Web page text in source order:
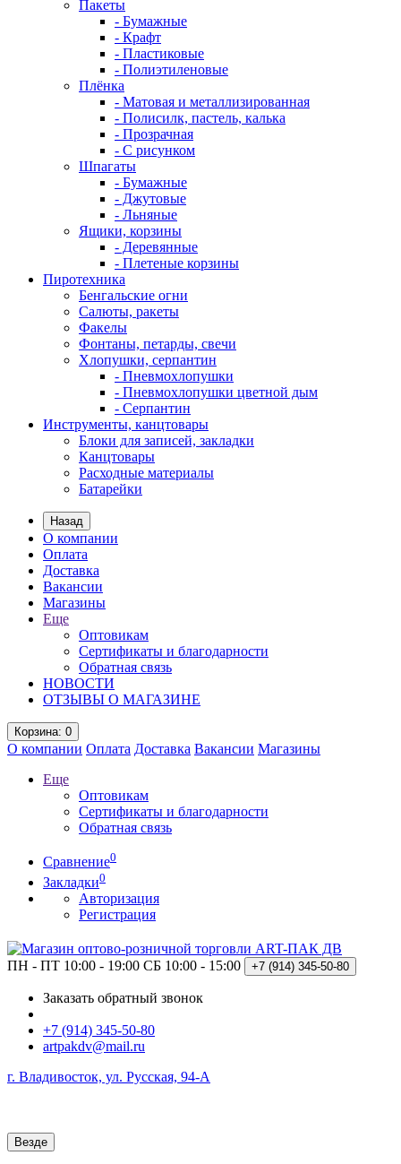
Пакеты
- Бумажные
- Крафт
- Пластиковые
- Полиэтиленовые
Плёнка
- Матовая и металлизированная
- Полисилк, пастель, калька
- Прозрачная
- С рисунком
Шпагаты
- Бумажные
- Джутовые
- Льняные
Ящики, корзины
- Деревянные
- Плетеные корзины
Пиротехника
Бенгальские огни
Салюты, ракеты
Факелы
Фонтаны, петарды, свечи
Хлопушки, серпантин
- Пневмохлопушки
- Пневмохлопушки цветной дым
- Серпантин
Инструменты, канцтовары
Блоки для записей, закладки
Канцтовары
Расходные материалы
Батарейки
Назад
О компании
Оплата
Доставка
Вакансии
Магазины
Еще
Оптовикам
Сертификаты и благодарности
Обратная связь
НОВОСТИ
ОТЗЫВЫ О МАГАЗИНЕ
Корзина: 0
О компании Оплата Доставка Вакансии Магазины
Еще
Оптовикам
Сертификаты и благодарности
Обратная связь
Сравнение0
Закладки0
Авторизация
Регистрация
ПН - ПТ 10:00 - 19:00 СБ 10:00 - 15:00 +7 (914) 345-50-80
Заказать обратный звонок
+7 (914) 345-50-80
artpakdv@mail.ru
г. Владивосток, ул. Русская, 94-А
Везде